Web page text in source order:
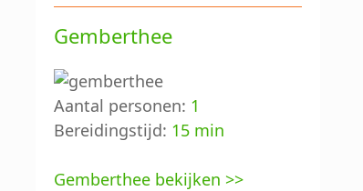
Gemberthee
Aantal personen: 1
Bereidingstijd: 15 min
Gemberthee bekijken >>